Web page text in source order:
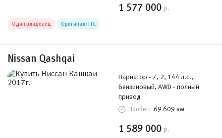
1 577 000 р.
Один владелец Оригинал ПТС
Nissan Qashqai
Вариатор - 7, 2, 144 л.с.,
Бензиновый, AWD - полный
привод
Пробег: 69 609 км
1 589 000 р.